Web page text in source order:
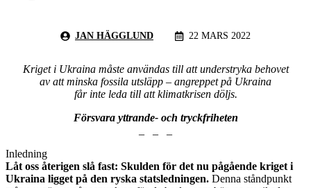
JAN HÄGGLUND 22 MARS 2022
Kriget i Ukraina måste användas till att understryka behovet
av att minska fossila utsläpp – angreppet på Ukraina
får inte leda till att klimatkrisen döljs.
Försvara yttrande- och tryckfriheten
Inledning
Låt oss återigen slå fast: Skulden för det nu pågående kriget i
Ukraina ligget på den ryska statsledningen. Denna ståndpunkt